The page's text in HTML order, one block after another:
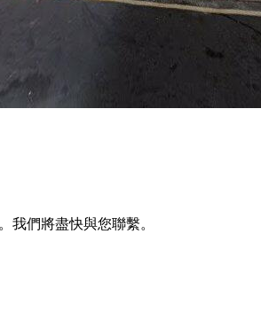
我們將盡快與您聯繫。